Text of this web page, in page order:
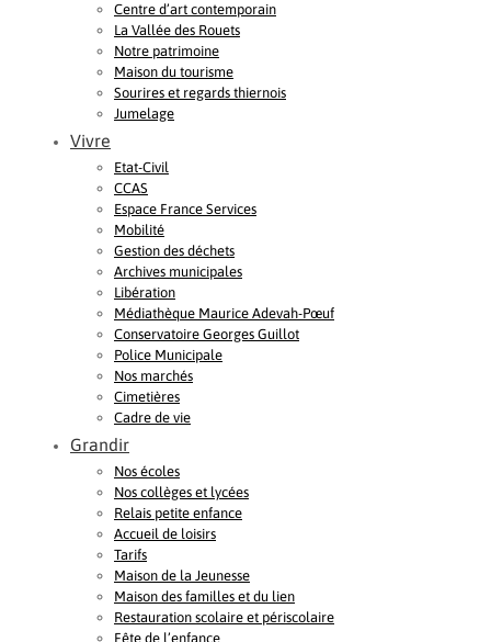
Centre d’art contemporain
La Vallée des Rouets
Notre patrimoine
Maison du tourisme
Sourires et regards thiernois
Jumelage
Vivre
Etat-Civil
CCAS
Espace France Services
Mobilité
Gestion des déchets
Archives municipales
Libération
Médiathèque Maurice Adevah-Pœuf
Conservatoire Georges Guillot
Police Municipale
Nos marchés
Cimetières
Cadre de vie
Grandir
Nos écoles
Nos collèges et lycées
Relais petite enfance
Accueil de loisirs
Tarifs
Maison de la Jeunesse
Maison des familles et du lien
Restauration scolaire et périscolaire
Fête de l’enfance